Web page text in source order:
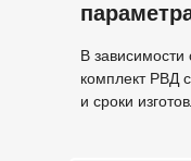
В
комплект РВД
и сроки